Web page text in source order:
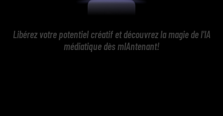
Libérez votre potentiel créatif et découvrez la magie de l'IA
médiatique dès mIAntenant!